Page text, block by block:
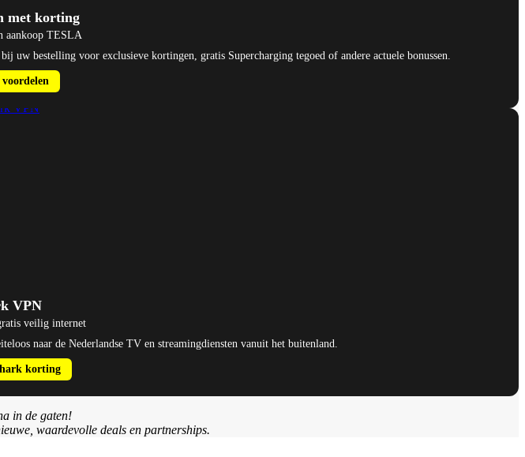
met korting
aankoop TESLA
uw bestelling voor exclusieve kortingen, gratis Supercharging tegoed of andere actuele bonussen.
VPN
veilig internet
naar de Nederlandse TV en streamingdiensten vanuit het buitenland.
korting
in de gaten!
waardevolle deals en partnerships.